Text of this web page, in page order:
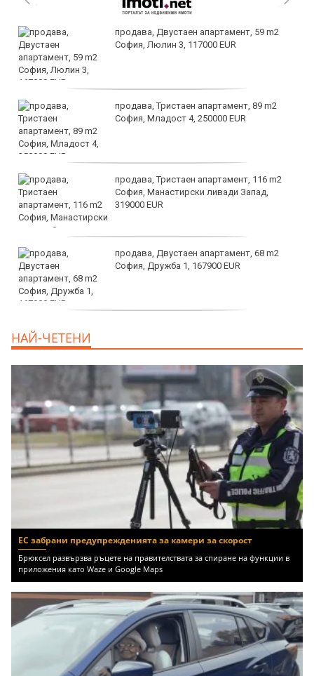
продава, Двустаен апартамент, 59 m2
София, Люлин 3, 117000 EUR
продава, Тристаен апартамент, 89 m2
София, Младост 4, 250000 EUR
продава, Тристаен апартамент, 116 m2
София, Манастирски ливади Запад,
319000 EUR
продава, Двустаен апартамент, 68 m2
София, Дружба 1, 167900 EUR
НАЙ-ЧЕТЕНИ
ЕС забрани предупрежденията за камери за скорост
Брюксел развързва ръцете на правителствата за спиране на функции в
приложения като Waze и Google Maps